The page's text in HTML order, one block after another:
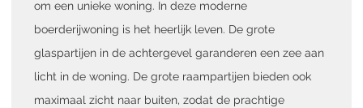
om een unieke woning. In deze moderne
boerderijwoning is het heerlijk leven. De grote
glaspartijen in de achtergevel garanderen een zee aan
licht in de woning. De grote raampartijen bieden ook
maximaal zicht naar buiten, zodat de prachtige